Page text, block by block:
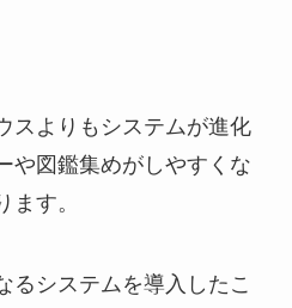
スよりもシステムが進化
や図鑑集めがしやすくな
ます。
るシステムを導入したこ